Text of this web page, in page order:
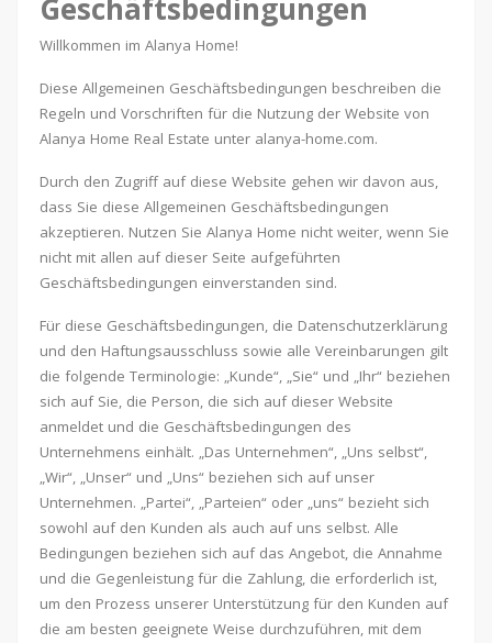
Geschäftsbedingungen
Willkommen im Alanya Home!
Diese Allgemeinen Geschäftsbedingungen beschreiben die
Regeln und Vorschriften für die Nutzung der Website von
Alanya Home Real Estate unter alanya-home.com.
Durch den Zugriff auf diese Website gehen wir davon aus,
dass Sie diese Allgemeinen Geschäftsbedingungen
akzeptieren. Nutzen Sie Alanya Home nicht weiter, wenn Sie
nicht mit allen auf dieser Seite aufgeführten
Geschäftsbedingungen einverstanden sind.
Für diese Geschäftsbedingungen, die Datenschutzerklärung
und den Haftungsausschluss sowie alle Vereinbarungen gilt
die folgende Terminologie: „Kunde“, „Sie“ und „Ihr“ beziehen
sich auf Sie, die Person, die sich auf dieser Website
anmeldet und die Geschäftsbedingungen des
Unternehmens einhält. „Das Unternehmen“, „Uns selbst“,
„Wir“, „Unser“ und „Uns“ beziehen sich auf unser
Unternehmen. „Partei“, „Parteien“ oder „uns“ bezieht sich
sowohl auf den Kunden als auch auf uns selbst. Alle
Bedingungen beziehen sich auf das Angebot, die Annahme
und die Gegenleistung für die Zahlung, die erforderlich ist,
um den Prozess unserer Unterstützung für den Kunden auf
die am besten geeignete Weise durchzuführen, mit dem